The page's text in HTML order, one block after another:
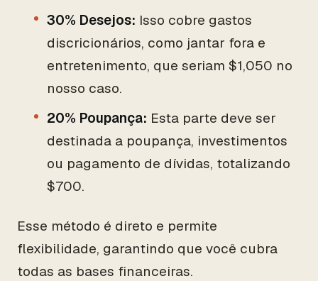
30% Desejos: Isso cobre gastos
discricionários, como jantar fora e
entretenimento, que seriam $1,050 no
nosso caso.
20% Poupança: Esta parte deve ser
destinada a poupança, investimentos
ou pagamento de dívidas, totalizando
$700.
Esse método é direto e permite
flexibilidade, garantindo que você cubra
todas as bases financeiras.